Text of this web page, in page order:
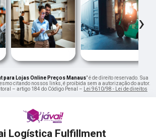
›
para Lojas Online Preços Manaus" é de direito reservado. Sua
citando nossos links, é proibida sem a autorização do autor.
– artigo 184 do Código Penal –
Lei 9610/98 - Lei de direitos
Logística Fulfillment